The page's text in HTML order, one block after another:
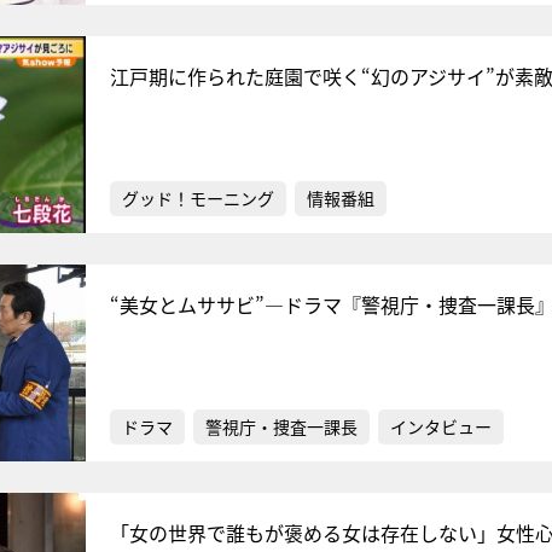
江戸期に作られた庭園で咲く“幻のアジサイ”が素
グッド！モーニング 情報番組
“美女とムササビ”―ドラマ『警視庁・捜査一課長
ドラマ 警視庁・捜査一課長 インタビュー
「女の世界で誰もが褒める女は存在しない」女性